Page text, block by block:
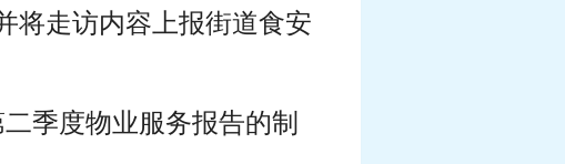
将走访内容上报街道食安
季度物业服务报告的制